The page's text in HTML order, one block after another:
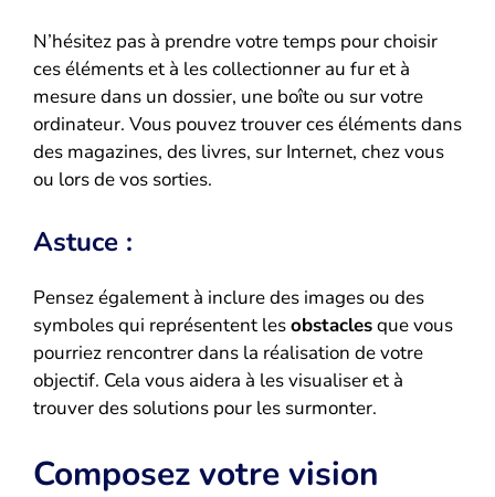
N’hésitez pas à prendre votre temps pour choisir
ces éléments et à les collectionner au fur et à
mesure dans un dossier, une boîte ou sur votre
ordinateur. Vous pouvez trouver ces éléments dans
des magazines, des livres, sur Internet, chez vous
ou lors de vos sorties.
Astuce :
Pensez également à inclure des images ou des
symboles qui représentent lesobstaclesque vous
pourriez rencontrer dans la réalisation de votre
objectif. Cela vous aidera à les visualiser et à
trouver des solutions pour les surmonter.
Composez votre vision